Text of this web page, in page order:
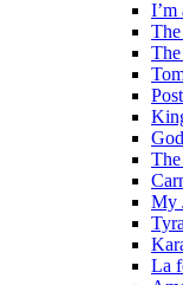
I’m
My
La